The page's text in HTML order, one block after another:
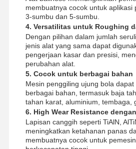
Bicara
Sekarang
Bor karbida padat
Mata Bor Senapan
Pengeboran BTA
Pengeboran ujung yang bisa
membuatnya cocok untuk aplikasi
3-sumbu dan 5-sumbu.
4. Versatilitas untuk Roughing
Dengan pilihan dalam jumlah
jenis alat yang sama dapat
pengerjaan kasar dan presisi,
perubahan alat.
5. Cocok untuk berbagai bahan
Mesin penggiling ujung bola
berbagai bahan, termasuk baja
tahan karat, aluminium, tembaga,
6. High Wear Resistance
Lapisan canggih seperti TiAlN,
meningkatkan ketahanan panas
membuatnya cocok untuk